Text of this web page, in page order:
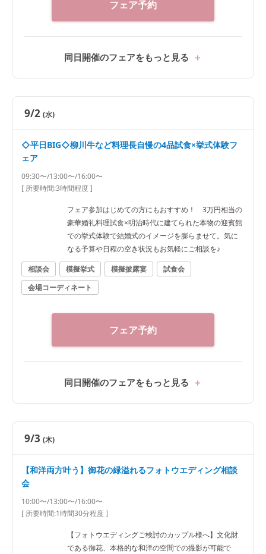
フェア予約
同日開催のフェアをもっと見る
9/2 (水)
◇平日BIG◇柳川牛など料理長自慢の4品試食×挙式体験フ
ェア
09:30〜/13:00〜/16:00〜
[ 所要時間:3時間程度]
フェア参加はじめての方にもおすすめ！ 3万円相当の
豪華婚礼料理試食×明治時代に建てられた本物の迎賓館
での挙式体験で結婚式のイメージを膨らませて。気に
なる予算や日程の空き状況もお気軽にご相談を♪
相談会
模擬挙式 模擬披露宴
試食会
会場コーディネート
フェア予約
同日開催のフェアをもっと見る
9/3 (木)
【和洋両方叶う】御花の緑溢れるフォトウエディング相談
会
10:00〜/13:00〜/16:00〜
[ 所要時間:1時間30分程度]
【フォトウエディングご検討のカップル様へ】文化財
である御花、本格的な和洋の空間での撮影が可能で